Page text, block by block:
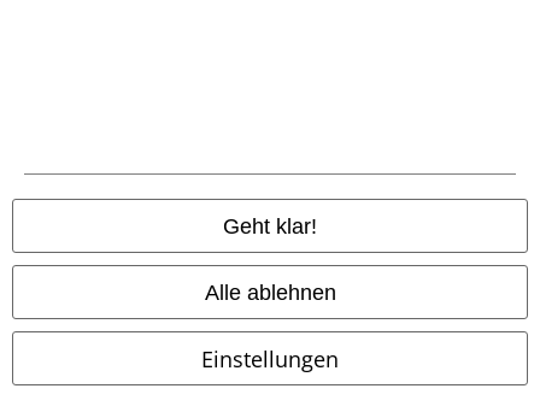
Geht klar!
Alle ablehnen
Einstellungen
© 1986-2026 E.M.P. Merchandising HGmbH
EMP Online Shops